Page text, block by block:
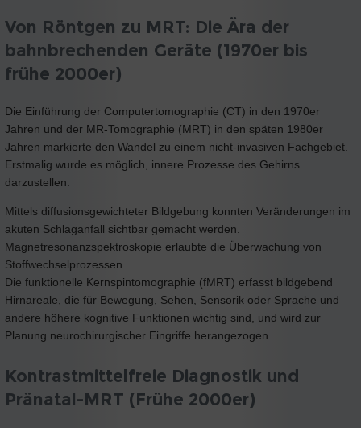
Von Röntgen zu MRT: Die Ära der
bahnbrechenden Geräte (1970er bis
frühe 2000er)
Die Einführung der Computertomographie (CT) in den 1970er
Jahren und der MR-Tomographie (MRT) in den späten 1980er
Jahren markierte den Wandel zu einem nicht-invasiven Fachgebiet.
Erstmalig wurde es möglich, innere Prozesse des Gehirns
darzustellen:
Mittels diffusionsgewichteter Bildgebung konnten Veränderungen im
akuten Schlaganfall sichtbar gemacht werden.
Magnetresonanzspektroskopie erlaubte die Überwachung von
Stoffwechselprozessen.
Die funktionelle Kernspintomographie (fMRT) erfasst bildgebend
Hirnareale, die für Bewegung, Sehen, Sensorik oder Sprache und
andere höhere kognitive Funktionen wichtig sind, und wird zur
Planung neurochirurgischer Eingriffe herangezogen.
Kontrastmittelfreie Diagnostik und
Pränatal-MRT (Frühe 2000er)